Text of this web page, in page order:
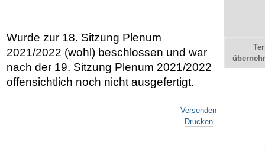
Wurde zur 18. Sitzung Plenum
2021/2022 (wohl) beschlossen und war
nach der 19. Sitzung Plenum 2021/2022
offensichtlich noch nicht ausgefertigt.
Versenden
Drucken